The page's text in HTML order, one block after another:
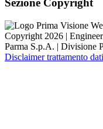
Sezione Copyright
Copyright 2026 |
Parma S.p.A. | Divisione
Disclaimer trattamento